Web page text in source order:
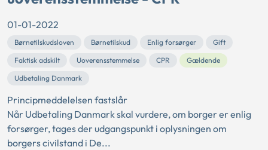
01-01-2022
Børnetilskudsloven Børnetilskud Enlig forsørger
Gift
Faktisk adskilt
Uoverensstemmelse CPR
Gældende
Udbetaling Danmark
Principmeddelelsen fastslår
Når Udbetaling Danmark skal vurdere, om borger er enlig
forsørger, tages der udgangspunkt i oplysningen om
borgers civilstand i De...